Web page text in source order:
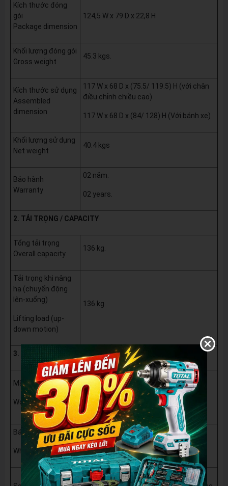
Kích thước đóng
gói
Package dimension
124,5 W x 79 D x 22,8 H
Khối lượng đóng gói
Gross weight
45.3 kgs.
Kích thước sử dụng
Assembled
dimension
117 W x 68 D x (75.5/ 119.5) H (với chân
điều chỉnh chiều cao)
117 W x 68 D x (84/ 128) H (Với bánh xe)
Khối lượng sử dụng
Net weight
40.4 kgs
Bảo hành
Warranty
02 năm.
02 years.
2. TẢI TRỌNG / CAPACITY
Tổng tải trọng
Overall capacity
136 kg.
Tải trọng khi nâng
hạ (chuyển động
lên-xuống)
Lifting load (up-
down motion)
136 kg
3. KHÁC / OTHERS
Mặt bàn
Wood top
Loại gỗ/ Kind of wood: Natural rubber
wood.
Độ dày/ Thickness: 2.5cm.
Bánh xe
Wheels
04 bánh xoay (có khóa).
04 swivel casters (with brakes).
Màu / Colour: trắng / white.